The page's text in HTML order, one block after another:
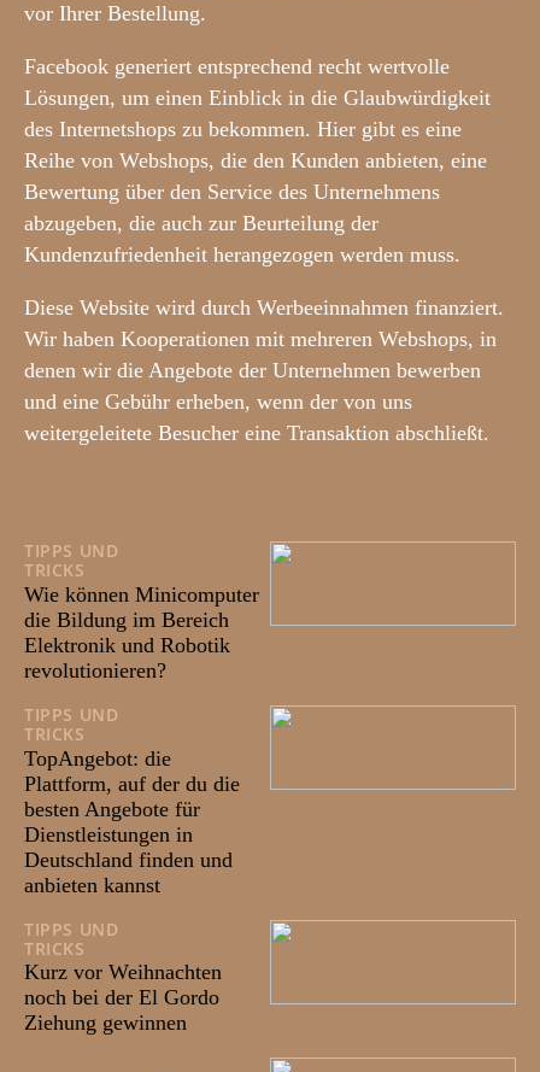
vor Ihrer Bestellung.
Facebook generiert entsprechend recht wertvolle
Lösungen, um einen Einblick in die Glaubwürdigkeit
des Internetshops zu bekommen. Hier gibt es eine
Reihe von Webshops, die den Kunden anbieten, eine
Bewertung über den Service des Unternehmens
abzugeben, die auch zur Beurteilung der
Kundenzufriedenheit herangezogen werden muss.
Diese Website wird durch Werbeeinnahmen finanziert.
Wir haben Kooperationen mit mehreren Webshops, in
denen wir die Angebote der Unternehmen bewerben
und eine Gebühr erheben, wenn der von uns
weitergeleitete Besucher eine Transaktion abschließt.
TIPPS UND
TRICKS
Wie können Minicomputer
die Bildung im Bereich
Elektronik und Robotik
revolutionieren?
TIPPS UND
TRICKS
TopAngebot: die
Plattform, auf der du die
besten Angebote für
Dienstleistungen in
Deutschland finden und
anbieten kannst
TIPPS UND
TRICKS
Kurz vor Weihnachten
noch bei der El Gordo
Ziehung gewinnen